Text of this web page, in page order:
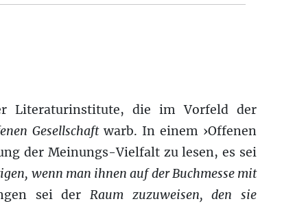
Literaturinstitute, die im Vorfeld der
Gesellschaftwarb. In einem ›Offenen
der Meinungs-Vielfalt zu lesen, es sei
wenn man ihnen auf der Buchmesse mit
sei der Raum zuzuweisen, den sie